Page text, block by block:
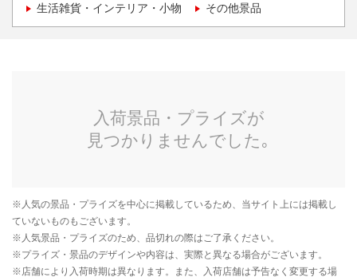
生活雑貨・インテリア・小物 その他景品